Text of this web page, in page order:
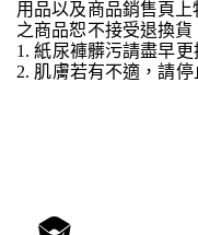
用品以及商品銷售頁
之商品恕不接受退換貨
1. 紙尿褲髒污請盡早
2. 肌膚若有不適，請